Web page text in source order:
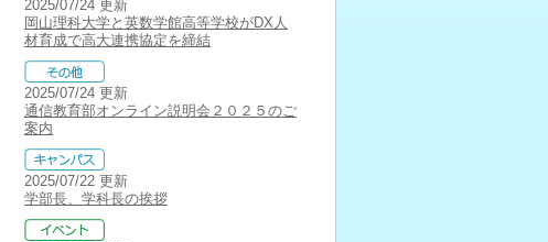
2025/07/24 更新
岡山理科大学と英数学館高等学校がDX人
材育成で高大連携協定を締結
2025/07/24 更新
通信教育部オンライン説明会２０２５のご
案内
2025/07/22 更新
学部長、学科長の挨拶